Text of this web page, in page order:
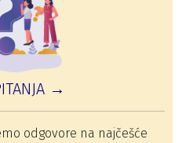
→
odgovore na najčešće